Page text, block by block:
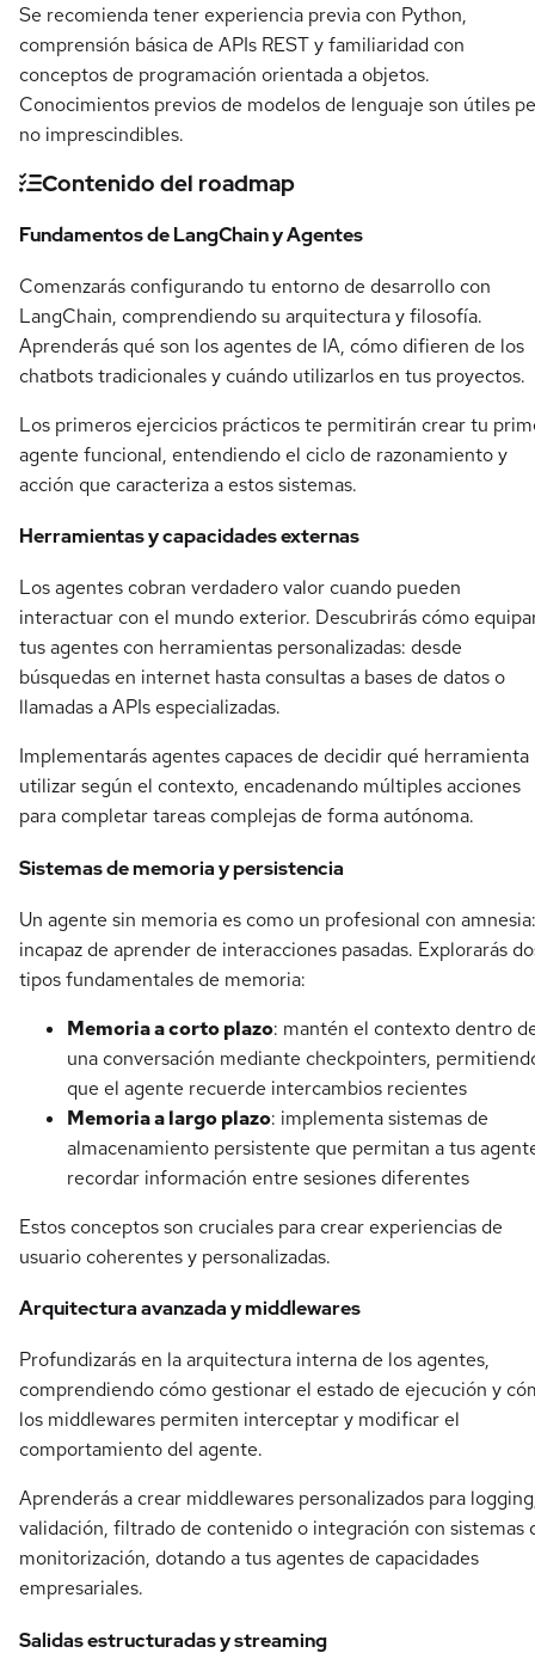
Se recomienda tener experiencia previa con Python,
comprensión básica de APIs REST y familiaridad con
conceptos de programación orientada a objetos.
Conocimientos previos de modelos de lenguaje son útiles
no imprescindibles.
Contenido del roadmap
Fundamentos de LangChain y Agentes
Comenzarás configurando tu entorno de desarrollo con
LangChain, comprendiendo su arquitectura y filosofía.
Aprenderás qué son los agentes de IA, cómo difieren de los
chatbots tradicionales y cuándo utilizarlos en tus proyectos.
Los primeros ejercicios prácticos te permitirán crear tu
agente funcional, entendiendo el ciclo de razonamiento y
acción que caracteriza a estos sistemas.
Herramientas y capacidades externas
Los agentes cobran verdadero valor cuando pueden
interactuar con el mundo exterior. Descubrirás cómo
tus agentes con herramientas personalizadas: desde
búsquedas en internet hasta consultas a bases de datos o
llamadas a APIs especializadas.
Implementarás agentes capaces de decidir qué herramienta
utilizar según el contexto, encadenando múltiples acciones
para completar tareas complejas de forma autónoma.
Sistemas de memoria y persistencia
Un agente sin memoria es como un profesional con amnesia:
incapaz de aprender de interacciones pasadas. Explorarás
tipos fundamentales de memoria:
Memoria a corto plazo: mantén el contexto dentro
una conversación mediante checkpointers,
que el agente recuerde intercambios recientes
Memoria a largo plazo: implementa sistemas de
almacenamiento persistente que permitan a tus
recordar información entre sesiones diferentes
Estos conceptos son cruciales para crear experiencias de
usuario coherentes y personalizadas.
Arquitectura avanzada y middlewares
Profundizarás en la arquitectura interna de los agentes,
comprendiendo cómo gestionar el estado de ejecución y
los middlewares permiten interceptar y modificar el
comportamiento del agente.
Aprenderás a crear middlewares personalizados para
validación, filtrado de contenido o integración con sistemas
monitorización, dotando a tus agentes de capacidades
empresariales.
Salidas estructuradas y streaming